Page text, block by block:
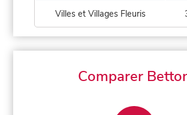
Villes et Villages Fleuris
Comparer